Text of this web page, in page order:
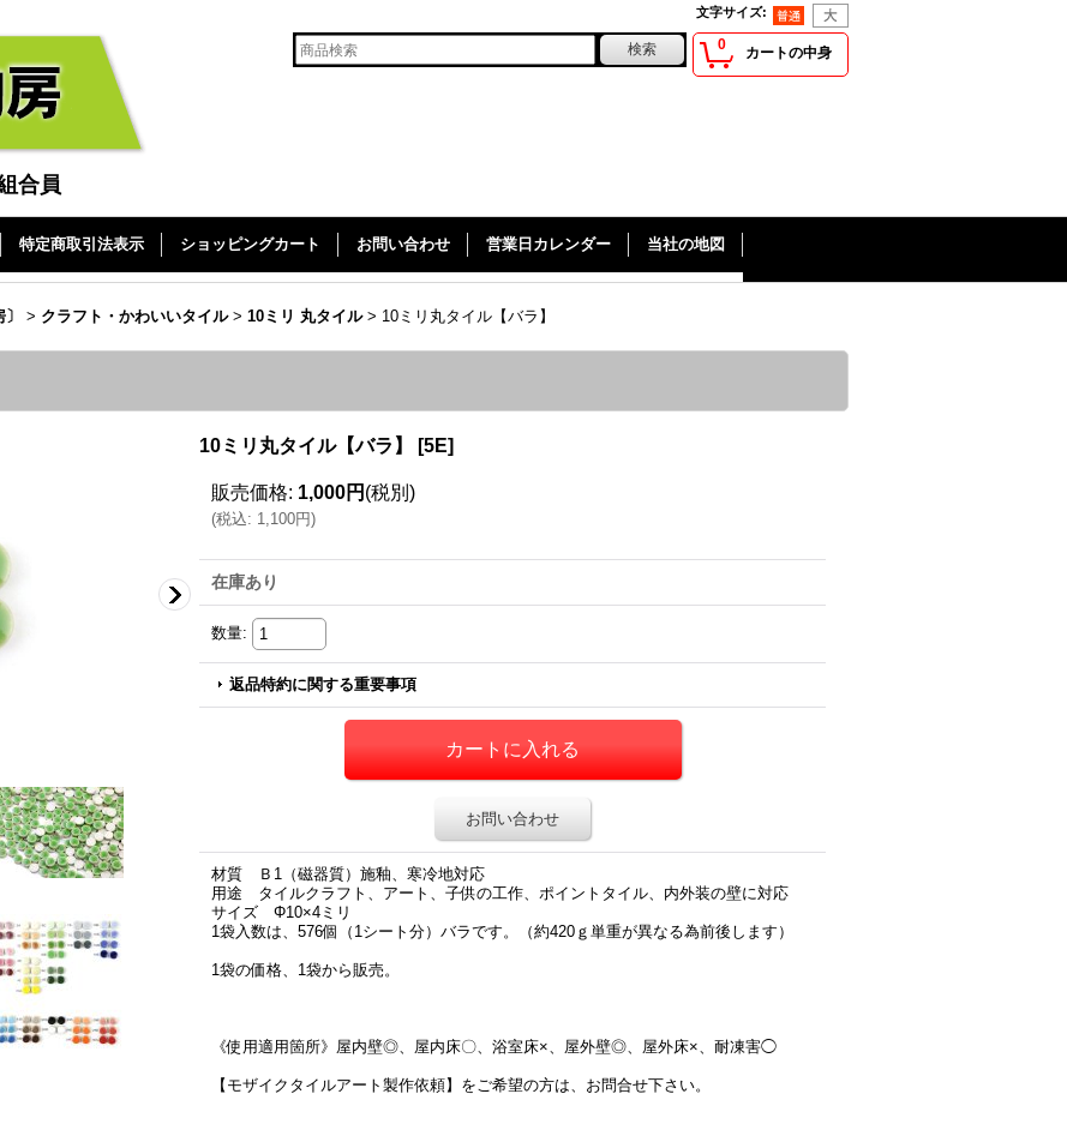
文字サイズ:
合員
0 カートの中身
特定商取引法表示 ショッピングカート お問い合わせ 営業日カレンダー 当社の地図
> クラフト・かわいいタイル > 10ミリ 丸タイル > 10ミリ丸タイル【バラ】
10ミリ丸タイル【バラ】 [5E]
販売価格: 1,000円 (税別)
(税込: 1,100円)
在庫あり
数量:
返品特約に関する重要事項
お問い合わせ
材質 Ｂ1（磁器質）施釉、寒冷地対応
用途 タイルクラフト、アート、子供の工作、ポイントタイル、内外装の壁に対応
サイズ Φ10×4ミリ
1袋入数は、576個（1シート分）バラです。（約420ｇ単重が異なる為前後します）
1袋の価格、1袋から販売。
《使用適用箇所》屋内壁◎、屋内床〇、浴室床×、屋外壁◎、屋外床×、耐凍害◯
【モザイクタイルアート製作依頼】をご希望の方は、お問合せ下さい。